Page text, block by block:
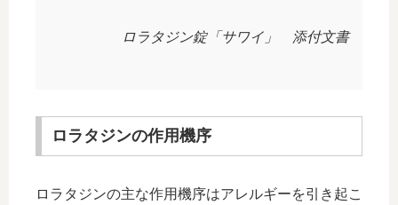
ロラタジン錠「サワイ」 添付文書
ロラタジンの作用機序
ロラタジンの主な作用機序はアレルギーを引き起こ